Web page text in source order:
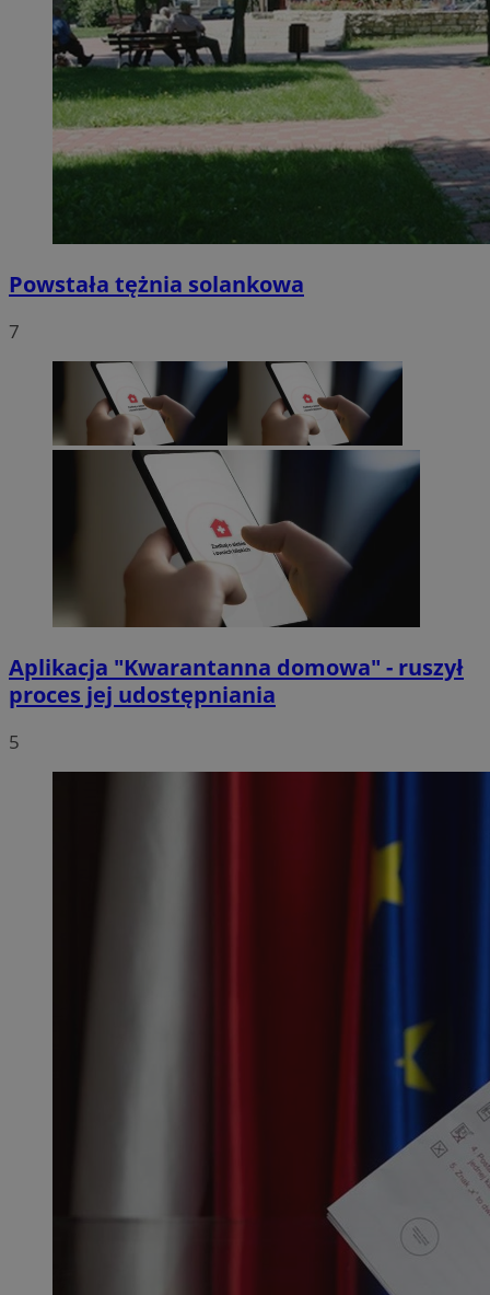
Powstała tężnia solankowa
7
Aplikacja "Kwarantanna domowa" - ruszył
proces jej udostępniania
5